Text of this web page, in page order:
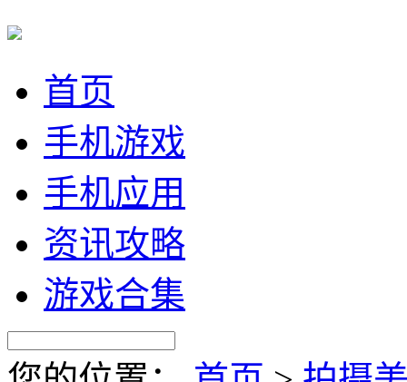
首页
手机游戏
手机应用
资讯攻略
游戏合集